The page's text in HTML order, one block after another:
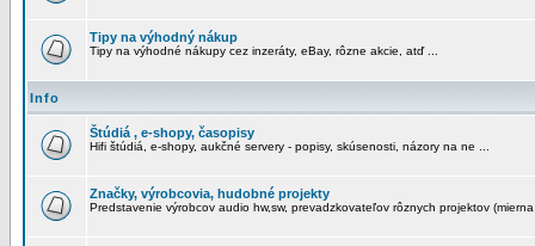
Tipy na výhodný nákup
Tipy na výhodné nákupy cez inzeráty, eBay, rôzne akcie, atď ...
Info
Štúdiá , e-shopy, časopisy
Hifi štúdiá, e-shopy, aukčné servery - popisy, skúsenosti, názory na ne ...
Značky, výrobcovia, hudobné projekty
Predstavenie výrobcov audio hw,sw, prevadzkovateľov rôznych projektov